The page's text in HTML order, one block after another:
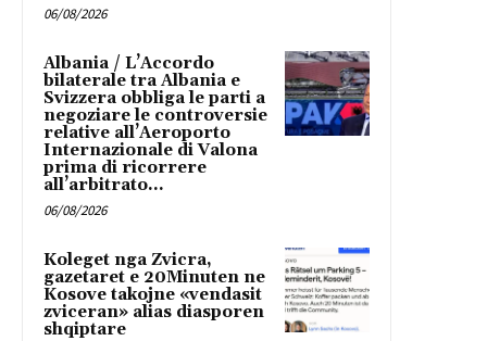
06/08/2026
Albania / L’Accordo
bilaterale tra Albania e
Svizzera obbliga le parti a
negoziare le controversie
relative all’Aeroporto
Internazionale di Valona
prima di ricorrere
all’arbitrato...
06/08/2026
Koleget nga Zvicra,
gazetaret e 20Minuten ne
Kosove takojne «vendasit
zviceran» alias diasporen
shqiptare